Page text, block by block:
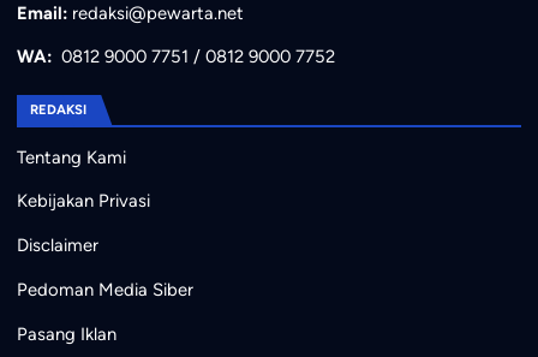
Email: redaksi@pewarta.net
WA: 0812 9000 7751 / 0812 9000 7752
REDAKSI
Tentang Kami
Kebijakan Privasi
Disclaimer
Pedoman Media Siber
Pasang Iklan